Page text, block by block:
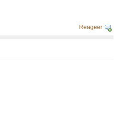
Reageer